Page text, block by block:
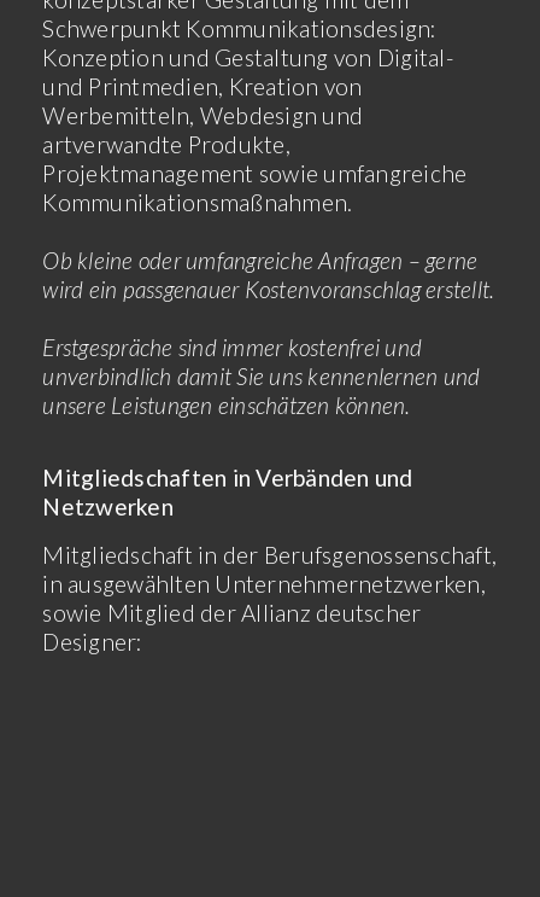
Schwerpunkt Kommunikationsdesign:
Konzeption und Gestaltung von Digital-
und Printmedien, Kreation von
Werbemitteln, Webdesign und
artverwandte Produkte,
Projektmanagement sowie umfangreiche
Kommunikationsmaßnahmen.
Ob kleine oder umfangreiche Anfragen – gerne
wird ein passgenauer Kostenvoranschlag erstellt.
Erstgespräche sind immer kostenfrei und
unverbindlich damit Sie uns kennenlernen und
unsere Leistungen einschätzen können.
Mitgliedschaften in Verbänden und
Netzwerken
Mitgliedschaft in der Berufsgenossenschaft,
in ausgewählten Unternehmernetzwerken,
sowie Mitglied der Allianz deutscher
Designer: